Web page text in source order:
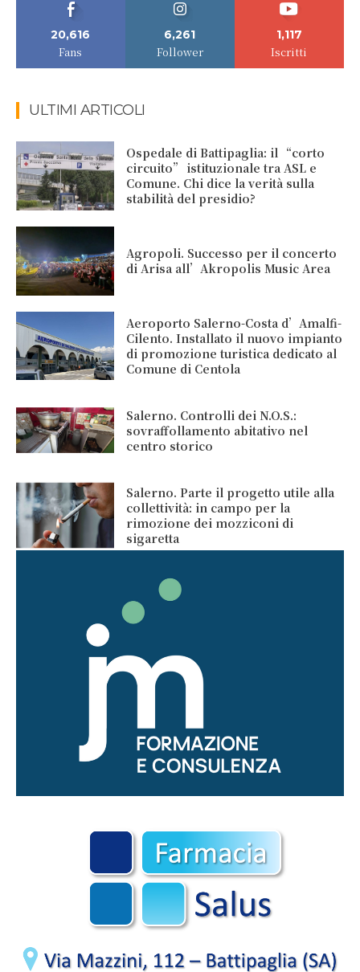
20,616
Fans
6,261
Follower
1,117
Iscritti
ULTIMI ARTICOLI
Ospedale di Battipaglia: il “corto
circuito” istituzionale tra ASL e
Comune. Chi dice la verità sulla
stabilità del presidio?
Agropoli. Successo per il concerto
di Arisa all’Akropolis Music Area
Aeroporto Salerno-Costa d’Amalfi-
Cilento. Installato il nuovo impianto
di promozione turistica dedicato al
Comune di Centola
Salerno. Controlli dei N.O.S.:
sovraffollamento abitativo nel
centro storico
Salerno. Parte il progetto utile alla
collettività: in campo per la
rimozione dei mozziconi di
sigaretta